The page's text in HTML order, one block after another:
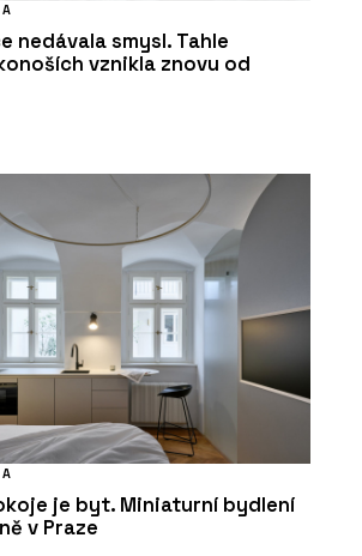
nedávala smysl. Tahle
vznikla znovu od
je byt. Miniaturní bydlení
v Praze